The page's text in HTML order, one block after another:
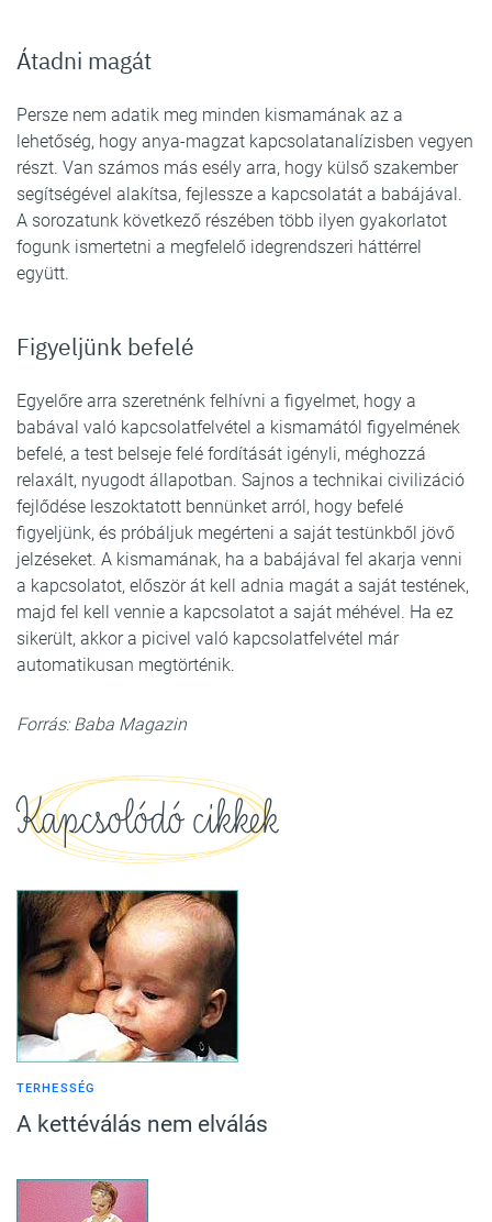
Átadni magát
Persze nem adatik meg minden kismamának az a
lehetőség, hogy anya-magzat kapcsolatanalízisben vegyen
részt. Van számos más esély arra, hogy külső szakember
segítségével alakítsa, fejlessze a kapcsolatát a babájával.
A sorozatunk következő részében több ilyen gyakorlatot
fogunk ismertetni a megfelelő idegrendszeri háttérrel
együtt.
Figyeljünk befelé
Egyelőre arra szeretnénk felhívni a figyelmet, hogy a
babával való kapcsolatfelvétel a kismamától figyelmének
befelé, a test belseje felé fordítását igényli, méghozzá
relaxált, nyugodt állapotban. Sajnos a technikai civilizáció
fejlődése leszoktatott bennünket arról, hogy befelé
figyeljünk, és próbáljuk megérteni a saját testünkből jövő
jelzéseket. A kismamának, ha a babájával fel akarja venni
a kapcsolatot, először át kell adnia magát a saját testének,
majd fel kell vennie a kapcsolatot a saját méhével. Ha ez
sikerült, akkor a picivel való kapcsolatfelvétel már
automatikusan megtörténik.
Forrás: Baba Magazin
Kapcsolódó cikkek
TERHESSÉG
A kettéválás nem elválás